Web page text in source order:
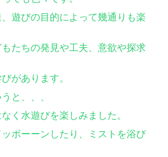
遊びの目的によって幾通りも楽
たちの発見や工夫、意欲や探求
があります。
と、、、
く水遊びを楽しみました。
ボーーンしたり、ミストを浴び